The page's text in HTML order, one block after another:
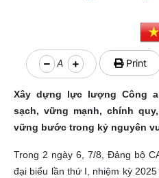
A Print
Xây dựng lực lượng Công
sạch, vững mạnh, chính
vững bước trong kỷ nguyên
Trong 2 ngày 6, 7/8, Đảng bộ
đại biểu lần thứ I, nhiệm kỳ